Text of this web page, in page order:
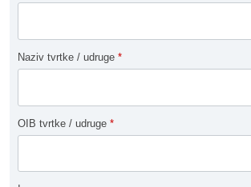
Naziv tvrtke / udruge *
OIB tvrtke / udruge *